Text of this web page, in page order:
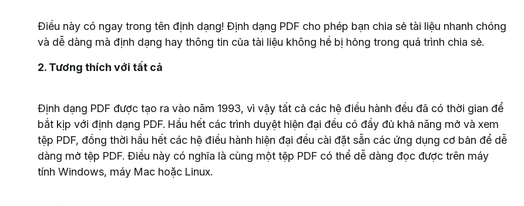
Điều này có ngay trong tên định dạng! Định dạng PDF cho phép bạn chia sẻ tài liệu nhanh chóng
và dễ dàng mà định dạng hay thông tin của tài liệu không hề bị hỏng trong quá trình chia sẻ.
2. Tương thích với tất cả
Định dạng PDF được tạo ra vào năm 1993, vì vậy tất cả các hệ điều hành đều đã có thời gian để
bắt kịp với định dạng PDF. Hầu hết các trình duyệt hiện đại đều có đầy đủ khả năng mở và xem
tệp PDF, đồng thời hầu hết các hệ điều hành hiện đại đều cài đặt sẵn các ứng dụng cơ bản để dễ
dàng mở tệp PDF. Điều này có nghĩa là cùng một tệp PDF có thể dễ dàng đọc được trên máy
tính Windows, máy Mac hoặc Linux.